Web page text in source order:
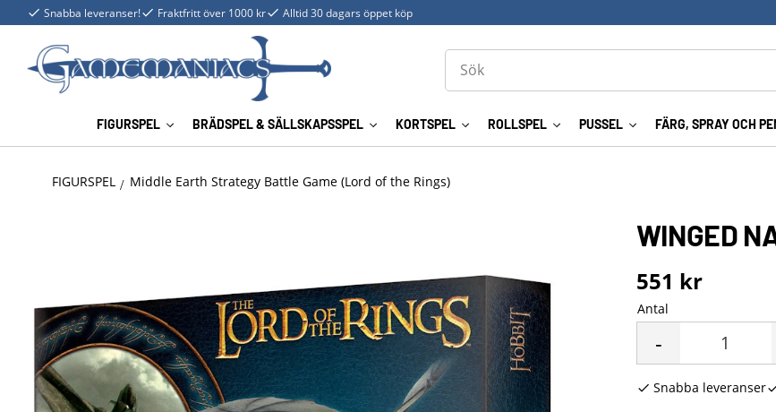
Snabba leveranser! Fraktfritt över 1000 kr Alltid 30 dagars öppet köp
FIGURSPEL BRÄDSPEL & SÄLLSKAPSSPEL KORTSPEL ROLLSPEL PUSSEL FÄRG, SPRAY OCH
FIGURSPEL Middle Earth Strategy Battle Game (Lord of the Rings)
WINGED
551 kr
Antal
-
Snabba leveranser